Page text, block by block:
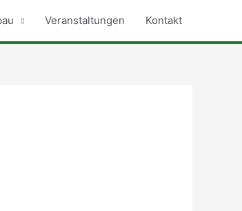
Veranstaltungen Kontakt